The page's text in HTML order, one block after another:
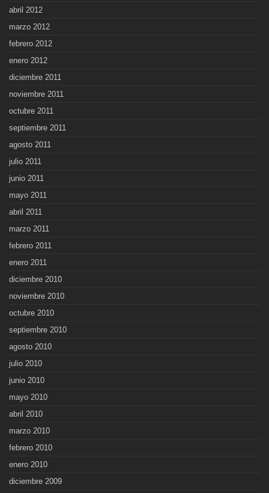
abril 2012
marzo 2012
febrero 2012
enero 2012
diciembre 2011
noviembre 2011
octubre 2011
septiembre 2011
agosto 2011
julio 2011
junio 2011
mayo 2011
abril 2011
marzo 2011
febrero 2011
enero 2011
diciembre 2010
noviembre 2010
octubre 2010
septiembre 2010
agosto 2010
julio 2010
junio 2010
mayo 2010
abril 2010
marzo 2010
febrero 2010
enero 2010
diciembre 2009